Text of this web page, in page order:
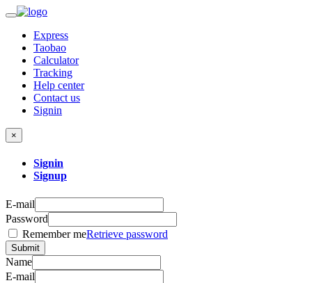
Express
Taobao
Calculator
Tracking
Help center
Contact us
Signin
×
Signin
Signup
E-mail
Password
Remember meRetrieve password
Submit
Name
E-mail